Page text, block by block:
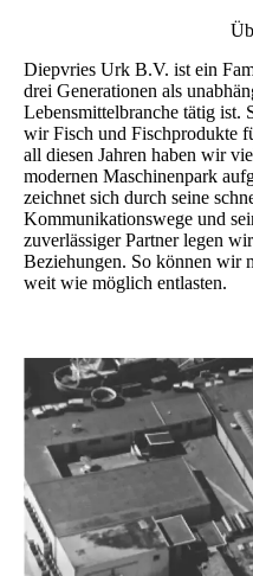
Diepvries Urk B.V. ist ein
drei Generationen als
Lebensmittelbranche tätig ist.
wir Fisch und Fischprodukte
all diesen Jahren haben wir
modernen Maschinenpark
zeichnet sich durch seine
Kommunikationswege und
zuverlässiger Partner legen
Beziehungen. So können wir
weit wie möglich entlasten.